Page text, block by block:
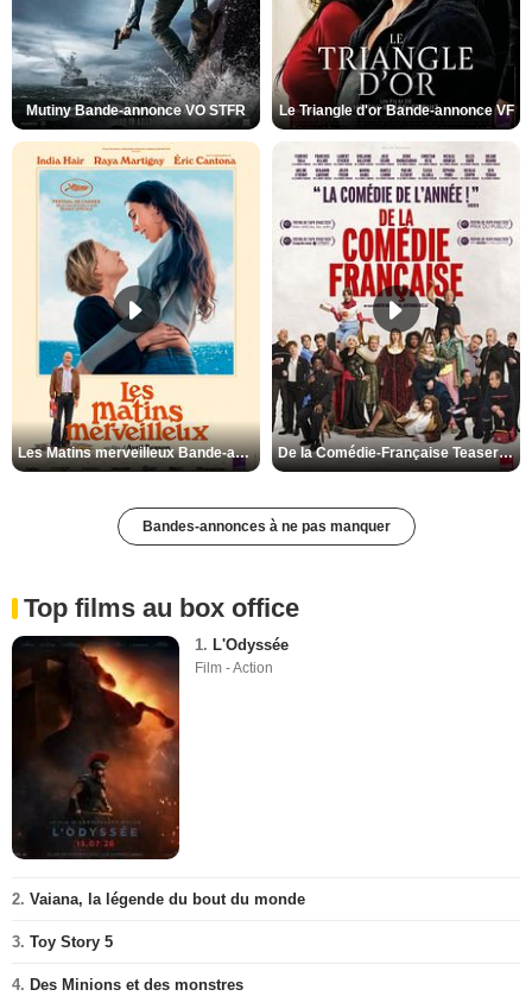
Mutiny Bande-annonce VO STFR Le Triangle d'or Bande-annonce VF
Les Matins merveilleux Bande-annonce VF De la Comédie-Française Teaser VF
Bandes-annonces à ne pas manquer
Top films au box office
1. L'Odyssée
Film - Action
2. Vaiana, la légende du bout du monde
3. Toy Story 5
4. Des Minions et des monstres